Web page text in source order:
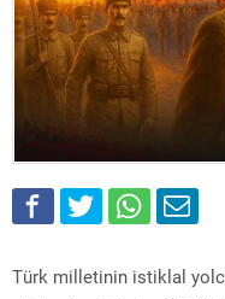
Türk milletinin istiklal